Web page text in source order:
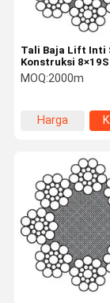
Tali Baja Lift Inti
Konstruksi
Diameter 12 mm
Pengangkatan dan
MOQ:2000m
Harga